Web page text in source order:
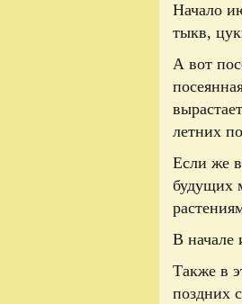
Начало
тыкв,
А вот
летних
Если же
будущих
В начале
Также в
поздних